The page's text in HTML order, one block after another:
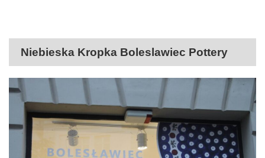
Niebieska Kropka Boleslawiec Pottery